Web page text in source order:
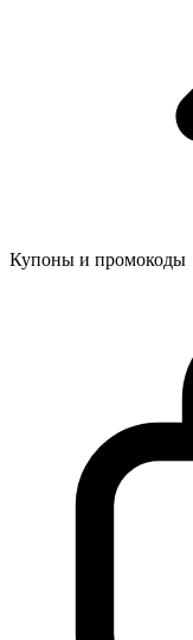
Купоны и промокоды